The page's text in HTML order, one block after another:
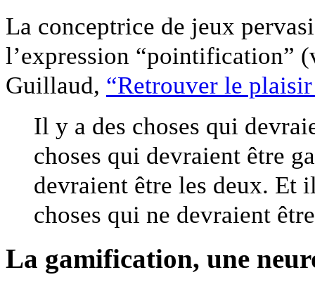
La conceptrice de jeux
l’expression “pointification”
Guillaud, “Retrouver le
Il y a des choses qui
choses qui devraient être
devraient être les deux. Et
choses qui ne devraient
La gamification, une